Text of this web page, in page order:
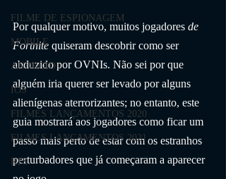
FILME DE ESPIONAGEM
MOBILE
ANDROID
IOS
FILMES LANÇAMENTOS 2020
FILMES LANÇAMENTOS 2021
RTS
Por qualquer motivo, muitos jogadores de
Fortnite quiseram descobrir como ser
abduzido por OVNIs. Não sei por que
alguém iria querer ser levado por alguns
alienígenas aterrorizantes; no entanto, este
guia mostrará aos jogadores como ficar um
passo mais perto de estar com os estranhos
perturbadores que já começaram a aparecer